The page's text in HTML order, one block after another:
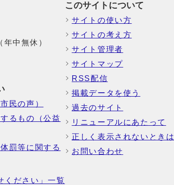
中無休）
民の声）
るもの（公益
罰等に関する
ください」一覧
このサイトについて
サイトの使い方
サイトの考え方
サイト管理者
サイトマップ
RSS配信
掲載データを使う
過去のサイト
リニューアルにあたって
正しく表示されないときは
お問い合わせ